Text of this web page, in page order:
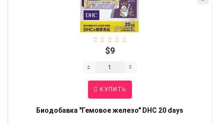
$9
КУПИТЬ
Биодобавка "Гемовое железо" DHC 20 days